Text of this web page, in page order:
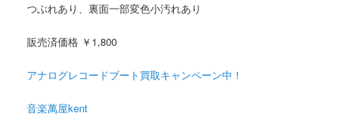
つぶれあり、裏面一部変色小汚れあり
販売済価格 ￥1,800
アナログレコードブート買取キャンペーン中！
音楽萬屋kent